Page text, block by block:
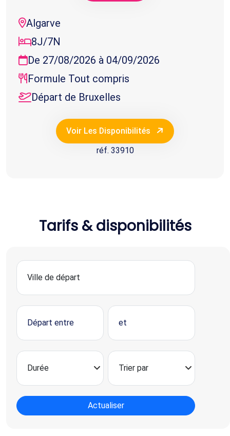
Algarve
8J/7N
De 27/08/2026 à 04/09/2026
Formule Tout compris
Départ de Bruxelles
Voir Les Disponibilités
réf. 33910
Tarifs & disponibilités
Actualiser